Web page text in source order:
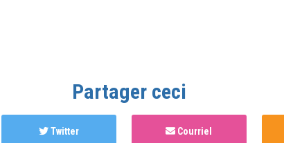
Partager ceci
Twitter Courriel